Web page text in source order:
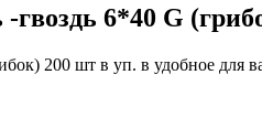
гвоздь 6*40 G
200 шт в уп. в удобное для